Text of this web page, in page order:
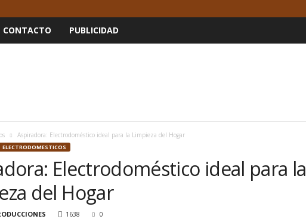
CONTACTO PUBLICIDAD
Aspiradora: Electrodoméstico ideal para la Limpieza del Hogar
ELECTRODOMESTICOS
Electrodoméstico ideal para la
del Hogar
1638 0